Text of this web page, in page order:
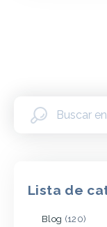
Lista de
Blog (120)